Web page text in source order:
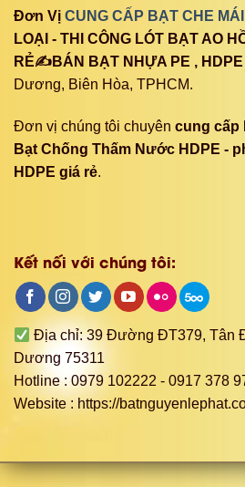
Đơn Vị CUNG CẤP BẠT CHE
LOẠI - THI CÔNG LÓT BẠT AO
RẺ✍BÁN BẠT NHỰA PE ,
Dương, Biên Hòa, TPHCM.
Đơn vị chúng tôi chuyên cung cấp
Bạt Chống Thấm Nước HDPE -
HDPE giá rẻ.
Kết nối với chúng tôi:
Địa chỉ: 39 Đường ĐT379, Tân
Dương 75311
Hotline : 0979 102222 - 0917 378
Website : https://